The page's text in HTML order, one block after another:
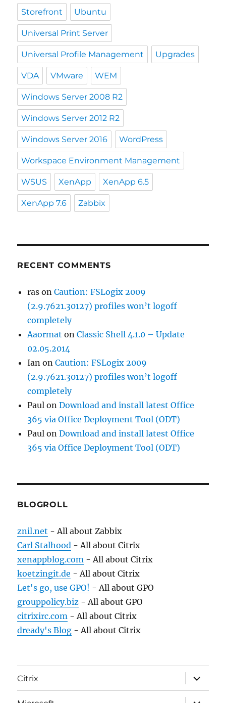
Storefront Ubuntu
Universal Print Server
Universal Profile Management Upgrades
VDA VMware WEM
Windows Server 2008 R2
Windows Server 2012 R2
Windows Server 2016 WordPress
Workspace Environment Management
WSUS XenApp XenApp 6.5
XenApp 7.6 Zabbix
RECENT COMMENTS
ras onCaution: FSLogix 2009
(2.9.7621.30127) profiles won’t logoff
completely
Aaormat onClassic Shell 4.1.0 – Update
02.05.2014
Ian onCaution: FSLogix 2009
(2.9.7621.30127) profiles won’t logoff
completely
Paul onDownload and install latest Office
365 via Office Deployment Tool (ODT)
Paul onDownload and install latest Office
365 via Office Deployment Tool (ODT)
BLOGROLL
znil.net - All about Zabbix
Carl Stalhood - All about Citrix
xenappblog.com - All about Citrix
koetzingit.de - All about Citrix
Let's go, use GPO! - All about GPO
grouppolicy.biz - All about GPO
citrixirc.com - All about Citrix
dready's Blog - All about Citrix
Citrix
expand
child
menu
expand